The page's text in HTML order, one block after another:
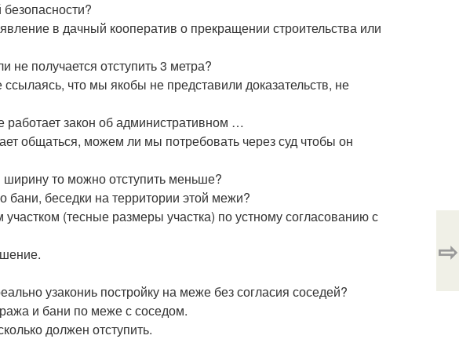
в дачный кооператив о прекращении строительства или
не получается отступить 3 метра?
что мы якобы не представили доказательств, не
закон об административном …
общаться, можем ли мы потребовать через суд чтобы он
то можно отступить меньше?
бани, беседки на территории этой межи?
(тесные размеры участка) по устному согласованию с
узакониь постройку на меже без согласия соседей?
и бани по меже с соседом.
должен отступить.
⇨